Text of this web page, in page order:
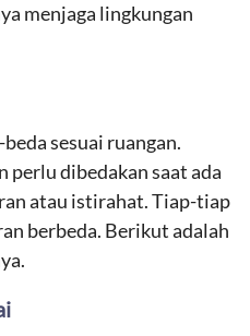
menjaga lingkungan
sesuai ruangan.
perlu dibedakan saat ada
atau istirahat. Tiap-tiap
berbeda. Berikut adalah